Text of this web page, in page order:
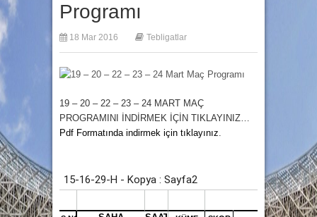
Programı
18 Mar 2016 Tebligatlar
19 – 20 – 22 – 23 – 24 MART MAÇ
PROGRAMINI İNDİRMEK İÇİN TIKLAYINIZ…
Pdf Formatında indirmek için tıklayınız.